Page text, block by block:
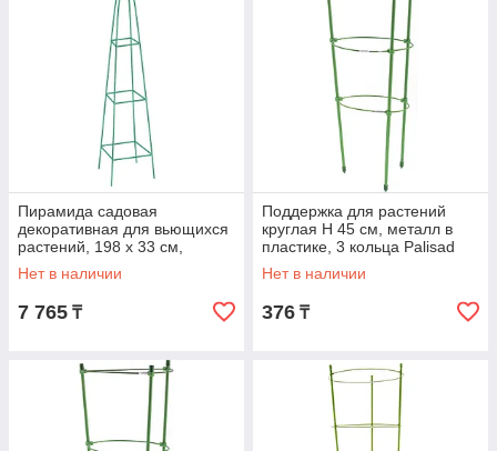
Пирамида садовая
декоративная для вьющихся
растений, 198 х 33 см,
пирамида Palisad
Нет в наличии
7 765 ₸
Поддержка для растений
круглая H 45 см, металл в
пластике, 3 кольца Palisad
Нет в наличии
376 ₸